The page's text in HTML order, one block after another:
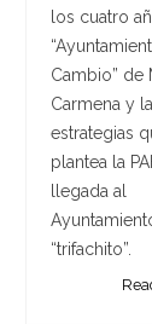
los cuatro
Cambio” de
Carmena y
estrategias
plantea la
llegada al
“trifachito”.